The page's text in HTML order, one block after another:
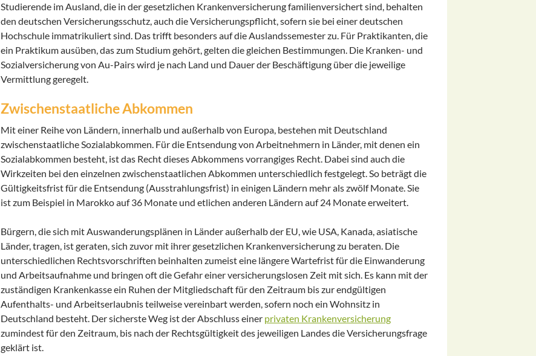
Studierende im Ausland, die in der gesetzlichen Krankenversicherung familienversichert sind, behalten
den deutschen Versicherungsschutz, auch die Versicherungspflicht, sofern sie bei einer deutschen
Hochschule immatrikuliert sind. Das trifft besonders auf die Auslandssemester zu. Für Praktikanten, die
ein Praktikum ausüben, das zum Studium gehört, gelten die gleichen Bestimmungen. Die Kranken- und
Sozialversicherung von Au-Pairs wird je nach Land und Dauer der Beschäftigung über die jeweilige
Vermittlung geregelt.
Zwischenstaatliche Abkommen
Mit einer Reihe von Ländern, innerhalb und außerhalb von Europa, bestehen mit Deutschland
zwischenstaatliche Sozialabkommen. Für die Entsendung von Arbeitnehmern in Länder, mit denen ein
Sozialabkommen besteht, ist das Recht dieses Abkommens vorrangiges Recht. Dabei sind auch die
Wirkzeiten bei den einzelnen zwischenstaatlichen Abkommen unterschiedlich festgelegt. So beträgt die
Gültigkeitsfrist für die Entsendung (Ausstrahlungsfrist) in einigen Ländern mehr als zwölf Monate. Sie
ist zum Beispiel in Marokko auf 36 Monate und etlichen anderen Ländern auf 24 Monate erweitert.
Bürgern, die sich mit Auswanderungsplänen in Länder außerhalb der EU, wie USA, Kanada, asiatische
Länder, tragen, ist geraten, sich zuvor mit ihrer gesetzlichen Krankenversicherung zu beraten. Die
unterschiedlichen Rechtsvorschriften beinhalten zumeist eine längere Wartefrist für die Einwanderung
und Arbeitsaufnahme und bringen oft die Gefahr einer versicherungslosen Zeit mit sich. Es kann mit der
zuständigen Krankenkasse ein Ruhen der Mitgliedschaft für den Zeitraum bis zur endgültigen
Aufenthalts- und Arbeitserlaubnis teilweise vereinbart werden, sofern noch ein Wohnsitz in
Deutschland besteht. Der sicherste Weg ist der Abschluss einer privaten Krankenversicherung
zumindest für den Zeitraum, bis nach der Rechtsgültigkeit des jeweiligen Landes die Versicherungsfrage
geklärt ist.